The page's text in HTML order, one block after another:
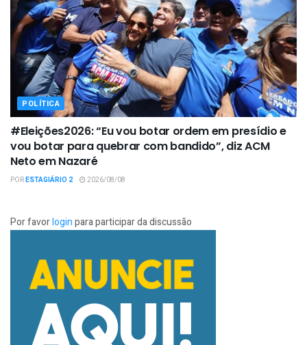
POLÍTICA
#Eleições2026: “Eu vou botar ordem em presídio e
vou botar para quebrar com bandido”, diz ACM
Neto em Nazaré
PORESTAGIÁRIO 2 2026/08/08
Por favorloginpara participar da discussão